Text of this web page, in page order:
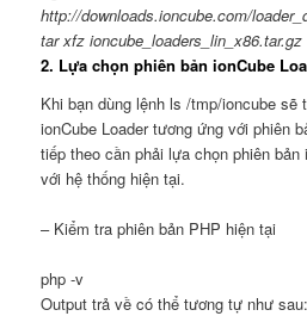
http://downloads.ioncube.com/
tar xfz ioncube_loaders_lin_x86.tar.gz
2. Lựa chọn phiên bản ionCube
Khi bạn dùng lệnh ls /tmp/ioncube sẽ
ionCube Loader tương ứng với phiên
tiếp theo cần phải lựa chọn phiên bản
với hệ thống hiện tại.
– Kiểm tra phiên bản PHP hiện tại
php -v
Output trả về có thể tương tự như sau: